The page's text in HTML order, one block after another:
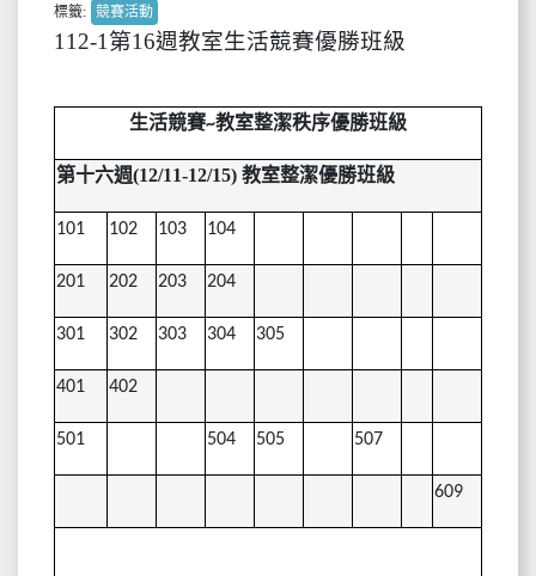
標籤: 競賽活動
112-1第16週教室生活競賽優勝班級
生活競賽~教室整潔秩序優勝班級
第十六週(12/11-12/15) 教室整潔優勝班級
101 102 103 104
201 202 203 204
301 302 303 304 305
401 402
501 504 505 507
609